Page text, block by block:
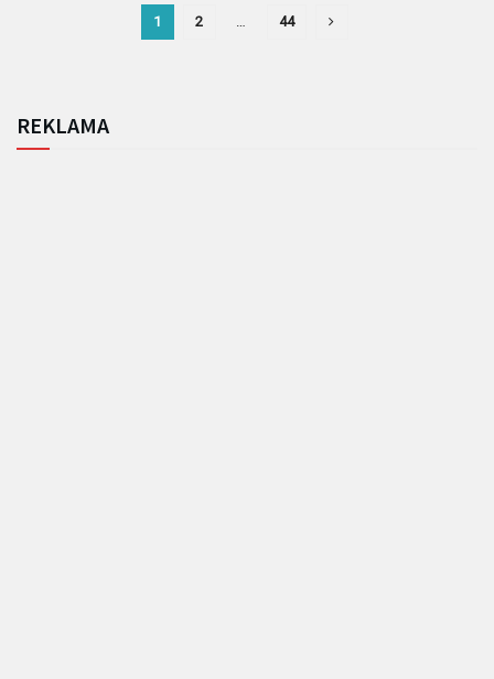
1 2 44
REKLAMA